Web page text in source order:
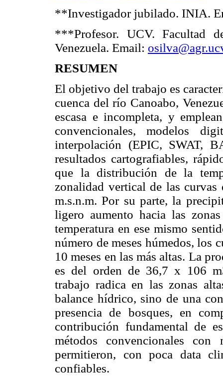
**Investigador jubilado. INIA.
***Profesor. UCV. Facultad
Venezuela. Email:
RESUMEN
El objetivo del trabajo es
cuenca del río Canoabo,
escasa e incompleta, y
convencionales, modelos
interpolación (EPIC, SWAT,
resultados cartografiables,
que la distri­bución de la
zonalidad vertical de las
m.s.n.m. Por su parte, la
ligero aumento hacia las
temperatura en ese mismo
número de meses húmedos, los
10 meses en las más altas. La
es del orden de 36,7 x 106
trabajo radica en las zonas
balance hídrico, sino de una
presencia de bosques, en
contribución fundamental de
métodos convencionales con
permitieron, con poca data
confiables.